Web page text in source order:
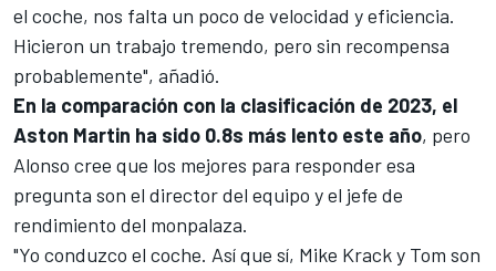
el coche, nos falta un poco de velocidad y eficiencia.
Hicieron un trabajo tremendo, pero sin recompensa
probablemente", añadió.
En la comparación con la clasificación de 2023, el
Aston Martin ha sido 0.8s más lento este año, pero
Alonso cree que los mejores para responder esa
pregunta son el director del equipo y el jefe de
rendimiento del monpalaza.
"Yo conduzco el coche. Así que sí, Mike Kracky Tom son